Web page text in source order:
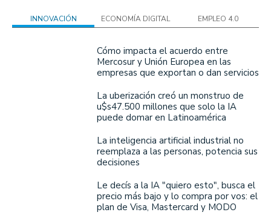
INNOVACIÓN ECONOMÍA DIGITAL EMPLEO 4.0
Cómo impacta el acuerdo entre
Mercosur y Unión Europea en las
empresas que exportan o dan servicios
La uberización creó un monstruo de
u$s47.500 millones que solo la IA
puede domar en Latinoamérica
La inteligencia artificial industrial no
reemplaza a las personas, potencia sus
decisiones
Le decís a la IA "quiero esto", busca el
precio más bajo y lo compra por vos: el
plan de Visa, Mastercard y MODO